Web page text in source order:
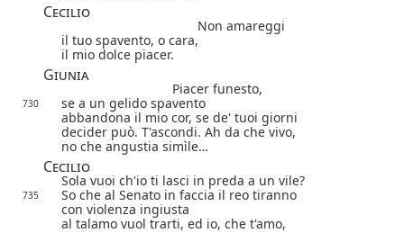
Cecilio
Non amareggi
il tuo spavento, o cara,
il mio dolce piacer.
Giunia
Piacer funesto,
730
se a un gelido spavento
abbandona il mio cor, se de' tuoi giorni
decider può. T'ascondi. Ah da che vivo,
no che angustia simìle…
Cecilio
Sola vuoi ch'io ti lasci in preda a un vile?
735
So che al Senato in faccia il reo tiranno
con violenza ingiusta
al talamo vuol trarti, ed io, che t'amo,